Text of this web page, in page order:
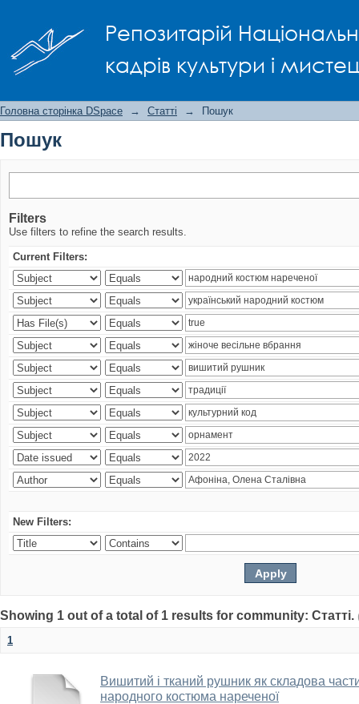
Репозитарій
кадрів культури і
Головна сторінка DSpace → Статті → Пошук
Пошук
Filters
Use filters to refine the search results.
Current Filters:
New Filters:
Showing 1 out of a total of 1 results for community: Статті.
1
Вишитий і тканий рушник як складова
народного костюма нареченої